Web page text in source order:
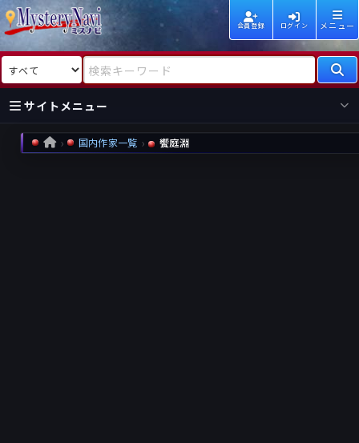
会員登録 ログイン メニュー
検索対象 検索キーワード
サイトメニュー
国内
海外
HOME 国内作家一覧 饗庭淵